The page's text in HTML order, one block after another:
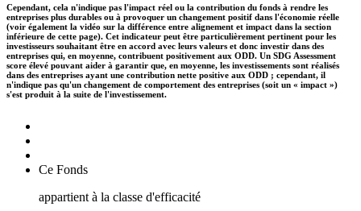
Cependant, cela n'indique pas l'impact réel ou la contribution du fonds à rendre les
entreprises plus durables ou à provoquer un changement positif dans l'économie réelle
(voir également la vidéo sur la différence entre alignement et impact dans la section
inférieure de cette page). Cet indicateur peut être particulièrement pertinent pour les
investisseurs souhaitant être en accord avec leurs valeurs et donc investir dans des
entreprises qui, en moyenne, contribuent positivement aux ODD. Un SDG Assessment
score élevé pouvant aider à garantir que, en moyenne, les investissements sont réalisés
dans des entreprises ayant une contribution nette positive aux ODD ; cependant, il
n'indique pas qu'un changement de comportement des entreprises (soit un « impact »)
s'est produit à la suite de l'investissement.
Ce Fonds
appartient à la classe d'efficacité